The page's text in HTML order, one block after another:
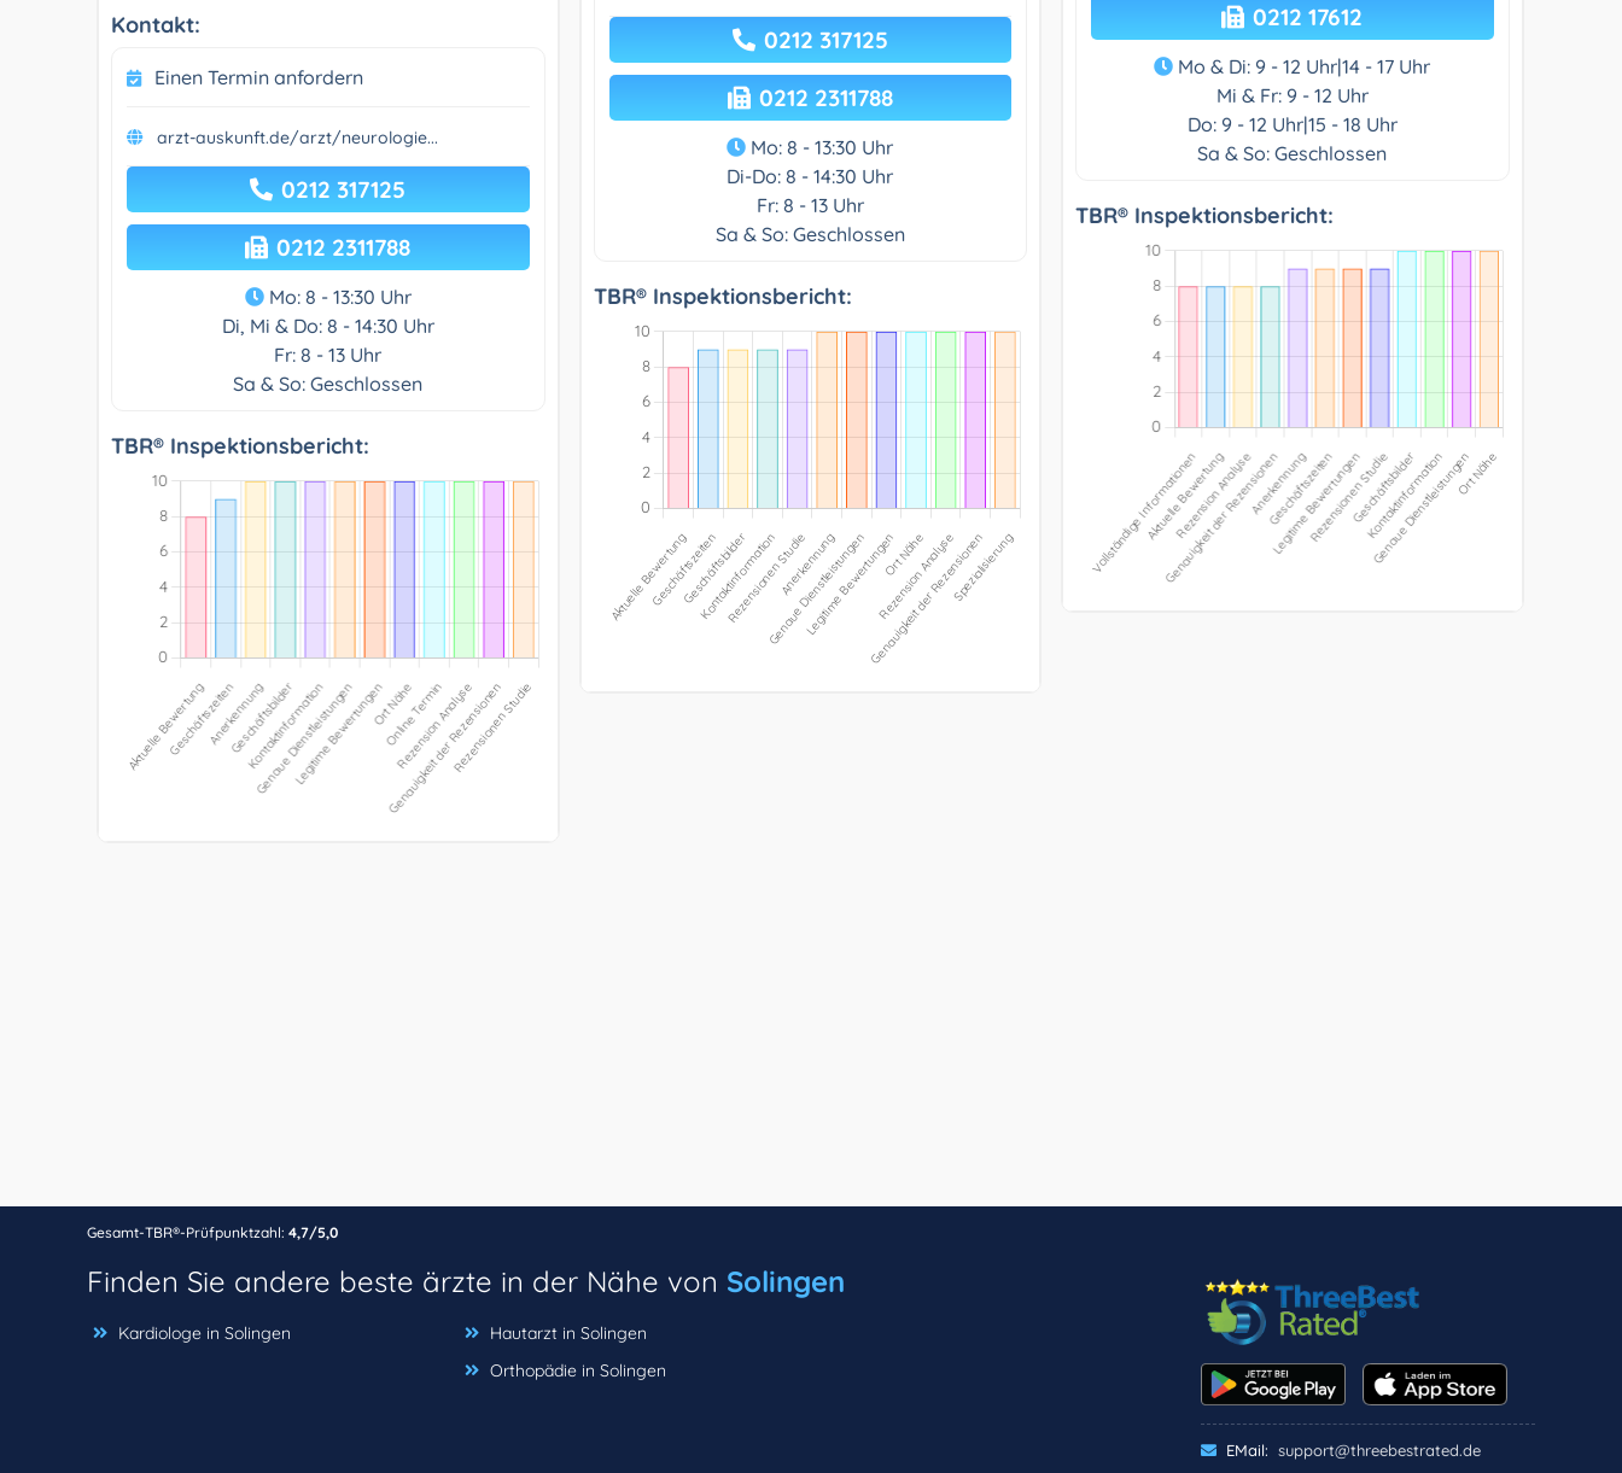
Kontakt:
Einen Termin anfordern
arzt-auskunft.de/arzt/neurologie...
0212 317125
0212 2311788
Mo: 8 - 13:30 Uhr
Di, Mi & Do: 8 - 14:30 Uhr
Fr: 8 - 13 Uhr
Sa & So: Geschlossen
TBR® Inspektionsbericht:
0212 317125
0212 2311788
Mo: 8 - 13:30 Uhr
Di-Do: 8 - 14:30 Uhr
Fr: 8 - 13 Uhr
Sa & So: Geschlossen
TBR® Inspektionsbericht:
0212 17612
Mo & Di: 9 - 12 Uhr|14 - 17 Uhr
Mi & Fr: 9 - 12 Uhr
Do: 9 - 12 Uhr|15 - 18 Uhr
Sa & So: Geschlossen
TBR® Inspektionsbericht:
Gesamt-TBR®-Prüfpunktzahl: 4,7/5,0
Finden Sie andere beste ärzte in der Nähe von Solingen
Kardiologe in Solingen
Hautarzt in Solingen
Orthopädie in Solingen
EMail: support@threebestrated.de